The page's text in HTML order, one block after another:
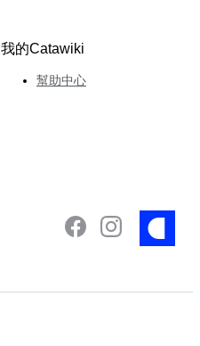
我的Catawiki
幫助中心